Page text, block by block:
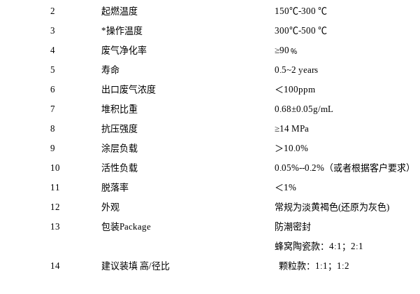
2 起燃温度
150℃-300 ℃
3
*操作温度
300℃-500 ℃
4
废气净化率
≥90﹪
5
寿命
0.5~2 years
6
出口废气浓度
＜100ppm
7
堆积比重
0.68±0.05g/mL
8
抗压强度
≥14 MPa
9
涂层负载
＞10.0%
10
活性负载
0.05%--0.2%（或者根据客户要求）
11
脱落率
＜1%
12
外观
常规为淡黄褐色(还原为灰色)
13
包装Package 防潮密封
14 建议装填 高/径比
蜂窝陶瓷款：4:1；2:1
颗粒款：1:1；1:2